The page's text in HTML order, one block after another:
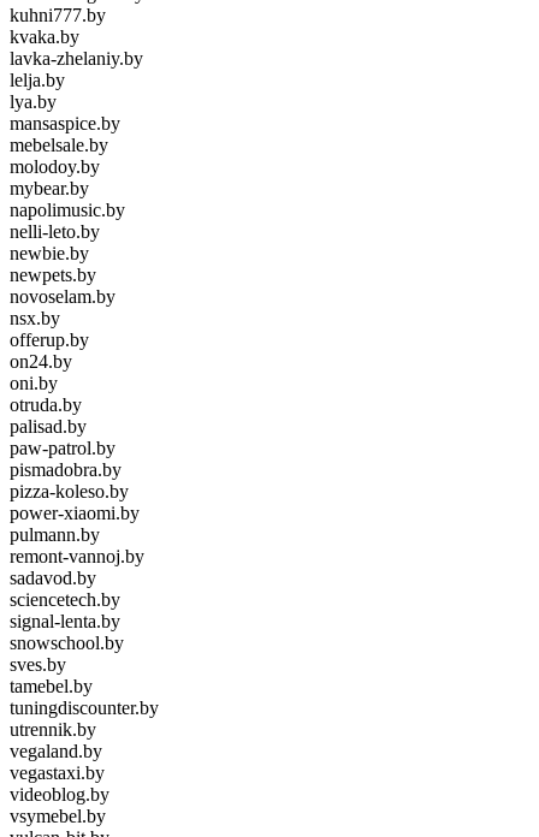
kuhni777.by
kvaka.by
lavka-zhelaniy.by
lelja.by
lya.by
mansaspice.by
mebelsale.by
molodoy.by
mybear.by
napolimusic.by
nelli-leto.by
newbie.by
newpets.by
novoselam.by
nsx.by
offerup.by
on24.by
oni.by
otruda.by
palisad.by
paw-patrol.by
pismadobra.by
pizza-koleso.by
power-xiaomi.by
pulmann.by
remont-vannoj.by
sadavod.by
sciencetech.by
signal-lenta.by
snowschool.by
sves.by
tamebel.by
tuningdiscounter.by
utrennik.by
vegaland.by
vegastaxi.by
videoblog.by
vsymebel.by